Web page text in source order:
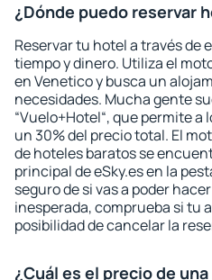
¿Dónde puedo reservar
Reservar tu hotel a través de
tiempo y dinero. Utiliza el
en Venetico y busca un
necesidades. Mucha gente
“Vuelo+Hotel“, que permite
un 30% del precio total. El
de hoteles baratos se
principal de eSky.es en la
seguro de si vas a poder
inesperada, comprueba si tu
posibilidad de cancelar la
¿Cuál es el precio de